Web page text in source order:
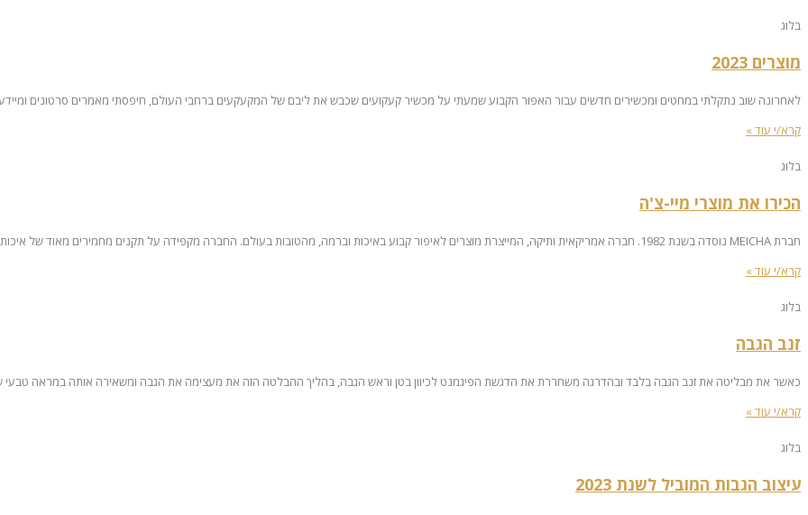
בלוג
מוצרים 2023
לאחרונה שוב נתקלתי במחטים ומכשירים חדשים עבור האפור הקבוע שמעתי על מכשיר קעקועים שכבש את ליבם של המקעקעים ברחבי העולם, חיפסתי מאמרים סרטונים
קרא/י עוד »
בלוג
הכירו את מוצרי מיי-צ'ה
חברת MEICHA נוסדה בשנת 1982. חברה אמריקאית ותיקה, המייצרת מוצרים לאיפור קבוע באיכות וברמה, מהטובות בעולם. החברה מקפידה על תקנים מחמירים מאוד של איכות, הגיינה
קרא/י עוד »
בלוג
זנב הגבה
כאשר את מבליטה את זנב הגבה בלבד ובהדרגה משחררת את הדגשת הפיגמנט לכיוון בטן וראש הגבה, בהליך ההבלטה הזה את מעצימה את הגבה ומשאירה אותה במראה
קרא/י עוד »
בלוג
עיצוב הגבות המוביל לשנת 2023